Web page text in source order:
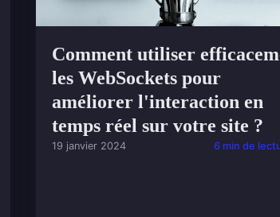
Comment utiliser
les WebSockets pour
améliorer l'interaction en
temps réel sur votre site ?
19 janvier 2024 6 min de